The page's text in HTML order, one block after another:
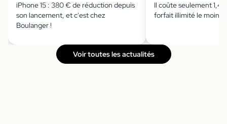
iPhone 15 : 380 € de réduction depuis
son lancement, et c'est chez
Boulanger !
Il coûte seulement
forfait illimité le moins
Voir toutes les actualités